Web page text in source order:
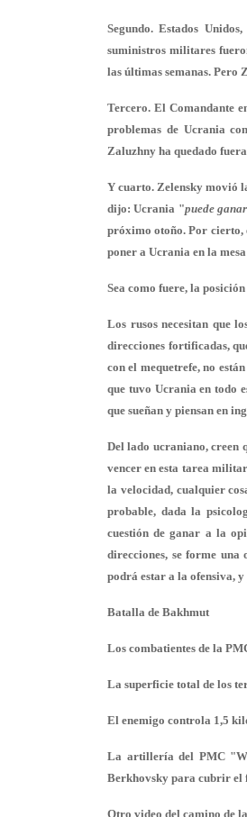
Segundo. Estados
suministros militares
las últimas semanas. Pero
Tercero. El Comandante
problemas de Ucrania
Zaluzhny ha quedado
Y cuarto. Zelensky movió
dijo: Ucrania "puede
próximo otoño. Por cierto,
poner a Ucrania en la
Sea como fuere, la
Los rusos necesitan que
direcciones fortificadas,
con el mequetrefe, no
que tuvo Ucrania en todo
que sueñan y piensan en
Del lado ucraniano, creen
vencer en esta tarea
la velocidad, cualquier
probable, dada la
cuestión de ganar a la
direcciones, se forme
podrá estar a la ofensiva,
Batalla de Bakhmut
Los combatientes de la
La superficie total de los
El enemigo controla 1,5
La artillería del PMC
Berkhovsky para cubrir el
Otro video del camino de